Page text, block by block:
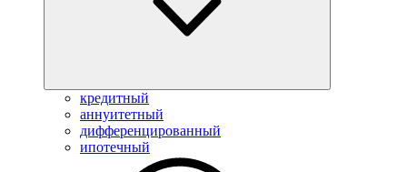
кредитный
аннуитетный
дифференцированный
ипотечный